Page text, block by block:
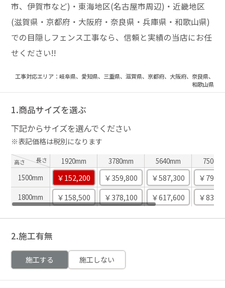
市、伊賀市など)・東海地区(名古屋市周辺)・近畿地区
(滋賀県・京都府・大阪府・奈良県・兵庫県・和歌山県)
での目隠しフェンス工事なら、信頼と実績の当店にお任
せください!!
工事対応エリア：岐阜県、愛知県、三重県、滋賀県、京都府、大阪府、奈良県、
和歌山県
1.商品サイズを選ぶ
下記からサイズを選んでください
※表記価格は税別になります
高さ 長さ 1920mm 3780mm 5640mm
1500mm
￥152,200 ￥359,800 ￥587,300 ￥
1800mm ￥158,500 ￥378,100 ￥617,600 ￥
2.施工有無
施工する 施工しない